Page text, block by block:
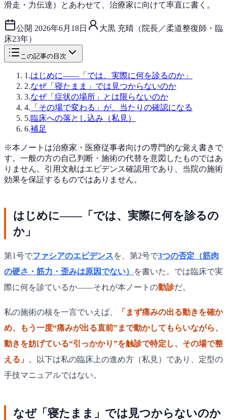
滑走・力伝達）とあわせて、治療家に向けて率直に書く。
公開 2026年6月18日
大黒 充晴（院長／柔道整復師・臨
床23年）
この記事の目次
1 .はじめに——「では、実際に何を診るのか」
2.なぜ「寝たまま」では見つからないのか
3.なぜ「症状の場所」とは限らないのか
4. 「その場で変わる」が、当たりの確認になる
5.臨床への落とし込み（私見）
6.補足
※本ノートは治療家・医療従事者向けの専門的な覚え書きで
す。一般の方の自己判断・施術の代替を意図したものではあ
りません。引用文献はエビデンス確認用であり、当院の施術
効果を保証するものではありません。
はじめに——「では、実際に何を診るの
か」
第1号でファシアのエビデンスを、第2号で3つの否定（筋肉
の硬さ・筋力・歪みは原因でない）
を書いた。では臨床で実
際に何を診ているか——それが本ノートの動診だ。
私の施術の核を一言でいえば、
「まず痛みの出る動きを確か
め、もう一度“痛みが出る直前”まで動かしてもらいながら、
動きを妨げている“引っかかり”を触診で特定し、その場で整
える」 。以下は私の臨床上の進め方（私見）であり、定型の
手技マニュアルではない。
なぜ「寝たまま」では見つからないのか